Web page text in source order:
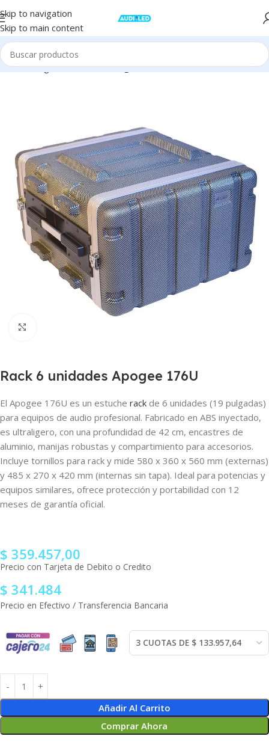
Skip to navigation
Skip to main content
Inicio Stage Accesorios Stage
Rack 6 unidades Apogee 176U
El Apogee 176U es un estuche rack de 6 unidades (19 pulgadas)
para equipos de audio profesional. Fabricado en ABS inyectado,
es ultraligero, con una profundidad de 42 cm, encastres de
aluminio, manijas robustas y compartimiento para accesorios.
Incluye tornillos para rack y mide 580 x 360 x 560 mm (externas)
y 485 x 270 x 420 mm (internas sin tapa). Ideal para potencias y
equipos similares, ofrece protección y portabilidad con 12
meses de garantía oficial.
$ 359.457,00
Precio con Tarjeta de Debito o Credito
$ 341.484
Precio en Efectivo / Transferencia Bancaria
Añadir Al Carrito
Comprar Ahora